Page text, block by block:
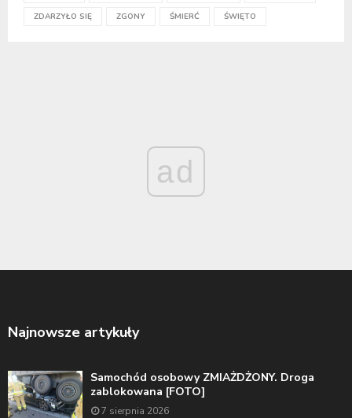
ZDARZYŁO SIĘ ZGONY ŚMIERĆ ŚWIĘTO
ad
Najnowsze artykuły
Samochód osobowy ZMIAŻDŻONY. Droga
zablokowana [FOTO]
7 sierpnia 2026